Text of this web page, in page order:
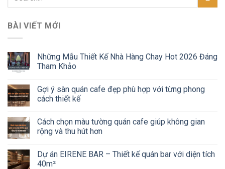
BÀI VIẾT MỚI
Những Mẫu Thiết Kế Nhà Hàng Chay Hot 2026 Đáng
Tham Khảo
Gợi ý sàn quán cafe đẹp phù hợp với từng phong
cách thiết kế
Cách chọn màu tường quán cafe giúp không gian
rộng và thu hút hơn
Dự án EIRENE BAR – Thiết kế quán bar với diện tích
40m²